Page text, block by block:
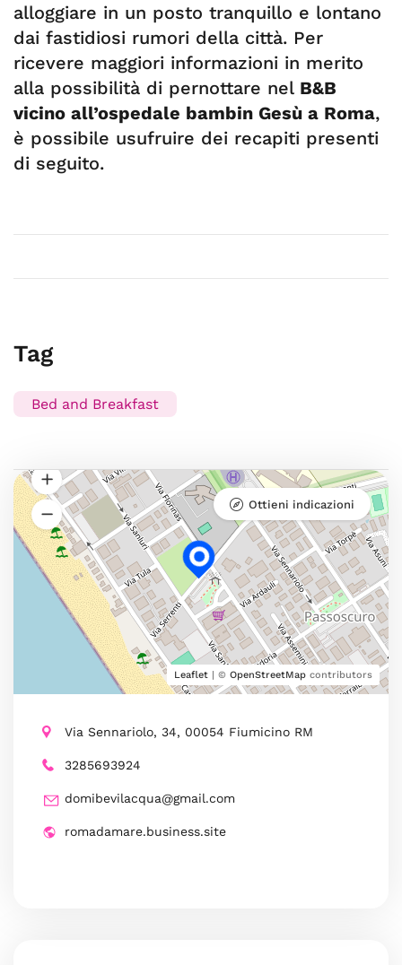
alloggiare in un posto tranquillo e lontano
dai fastidiosi rumori della città. Per
ricevere maggiori informazioni in merito
alla possibilità di pernottare nel B&B
vicino all’ospedale bambin Gesù a Roma,
è possibile usufruire dei recapiti presenti
di seguito.
Tag
Bed and Breakfast
Leaflet | © OpenStreetMap contributors
Ottieni indicazioni
Via Sennariolo, 34, 00054 Fiumicino RM
3285693924
domibevilacqua@gmail.com
romadamare.business.site